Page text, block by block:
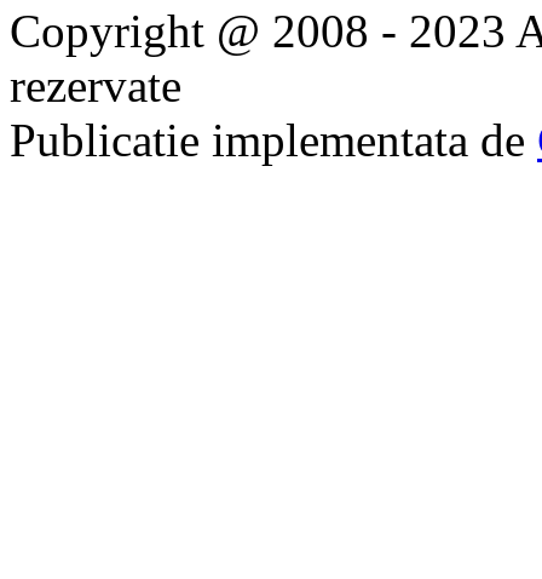
Copyright @ 2008 - 2023
rezervate
Publicatie implementata de